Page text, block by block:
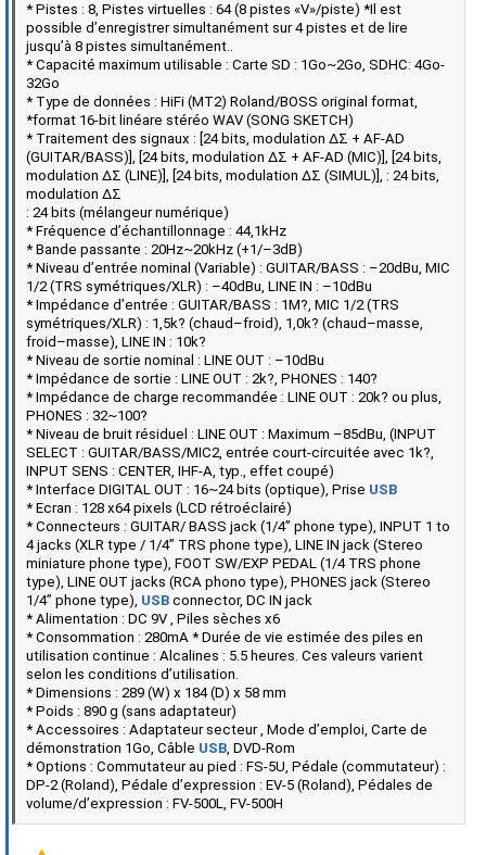
* Pistes : 8, Pistes virtuelles : 64 (8 pistes «V»/piste) *Il est
possible d’enregistrer simultanément sur 4 pistes et de lire
jusqu’à 8 pistes simultanément..
* Capacité maximum utilisable : Carte SD : 1Go~2Go, SDHC: 4Go-
32Go
* Type de données : HiFi (MT2) Roland/BOSS original format,
*format 16-bit linéare stéréo WAV (SONG SKETCH)
* Traitement des signaux : [24 bits, modulation ΔΣ + AF-AD
(GUITAR/BASS)], [24 bits, modulation ΔΣ + AF-AD (MIC)], [24 bits,
modulation ΔΣ (LINE)], [24 bits, modulation ΔΣ (SIMUL)], : 24 bits,
modulation ΔΣ
: 24 bits (mélangeur numérique)
* Fréquence d’échantillonnage : 44,1kHz
* Bande passante : 20Hz~20kHz (+1/–3dB)
* Niveau d’entrée nominal (Variable) : GUITAR/BASS : –20dBu, MIC
1/2 (TRS symétriques/XLR) : –40dBu, LINE IN : –10dBu
* Impédance d’entrée : GUITAR/BASS : 1M?, MIC 1/2 (TRS
symétriques/XLR) : 1,5k? (chaud–froid), 1,0k? (chaud–masse,
froid–masse), LINE IN : 10k?
* Niveau de sortie nominal : LINE OUT : –10dBu
* Impédance de sortie : LINE OUT : 2k?, PHONES : 140?
* Impédance de charge recommandée : LINE OUT : 20k? ou plus,
PHONES : 32~100?
* Niveau de bruit résiduel : LINE OUT : Maximum –85dBu, (INPUT
SELECT : GUITAR/BASS/MIC2, entrée court-circuitée avec 1k?,
INPUT SENS : CENTER, IHF-A, typ., effet coupé)
* Interface DIGITAL OUT : 16~24 bits (optique), Prise USB
* Ecran : 128 x64 pixels (LCD rétroéclairé)
* Connecteurs : GUITAR/ BASS jack (1/4” phone type), INPUT 1 to
4 jacks (XLR type / 1/4” TRS phone type), LINE IN jack (Stereo
miniature phone type), FOOT SW/EXP PEDAL (1/4 TRS phone
type), LINE OUT jacks (RCA phono type), PHONES jack (Stereo
1/4” phone type), USB connector, DC IN jack
* Alimentation : DC 9V , Piles sèches x6
* Consommation : 280mA * Durée de vie estimée des piles en
utilisation continue : Alcalines : 5.5 heures. Ces valeurs varient
selon les conditions d’utilisation.
* Dimensions : 289 (W) x 184 (D) x 58 mm
* Poids : 890 g (sans adaptateur)
* Accessoires : Adaptateur secteur , Mode d’emploi, Carte de
démonstration 1Go, Câble USB, DVD-Rom
* Options : Commutateur au pied : FS-5U, Pédale (commutateur) :
DP-2 (Roland), Pédale d’expression : EV-5 (Roland), Pédales de
volume/d’expression : FV-500L, FV-500H